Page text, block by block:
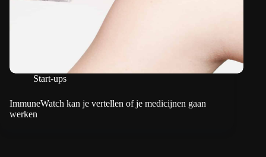
Start-ups
ImmuneWatch kan je vertellen of je medicijnen gaan
werken